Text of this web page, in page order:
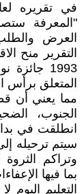
"المعرفة
العرض
1993
المتعلق برأس
مما يعني أن
الجنوب،
انطلقت في
سيتم ترحيله
وتراكم الثروة
بما فيها
التعليم